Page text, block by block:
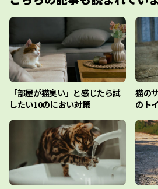
「部屋が猫臭い」と感じたら試
したい10のにおい対策
猫の
のト